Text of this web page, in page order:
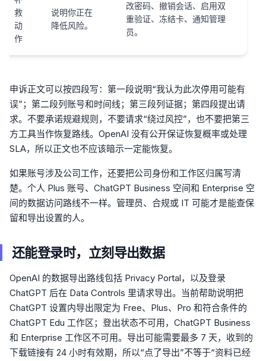
救
动
作
说明你正在
降低风险。
改密码、撤销会话、启用双
重验证、冻结卡、通知管理
员。
申诉正文可以按四段写：第一段说明“我认为此次停用可能有
误”；第二段列账号和时间线；第三段列证据；第四段提出请
求。不要承诺规避规则，不要请求“绕过风控”，也不要把第三
方工具当作恢复路线。OpenAI 没有公开保证恢复概率或处理
SLA，所以正文也不应该暗示一定能恢复。
如果账号涉及公司工作，还要把公司身份和工作区归属写清
楚。个人 Plus 账号、ChatGPT Business 空间和 Enterprise 空
间的数据访问路线不一样。管理员、合规或 IT 可能才是能查保
留和导出设置的人。
还能登录时，立刻导出数据
OpenAI 的数据导出路线包括 Privacy Portal，以及登录
ChatGPT 后在 Data Controls 里请求导出。当前帮助说明把
ChatGPT 设置内导出限定为 Free、Plus、Pro 和符合条件的
ChatGPT Edu 工作区；登出状态不可用，ChatGPT Business
和 Enterprise 工作区不可用。导出可能需要最多 7 天，收到的
下载链接有 24 小时有效期，所以“点了导出”不等于“资料已经